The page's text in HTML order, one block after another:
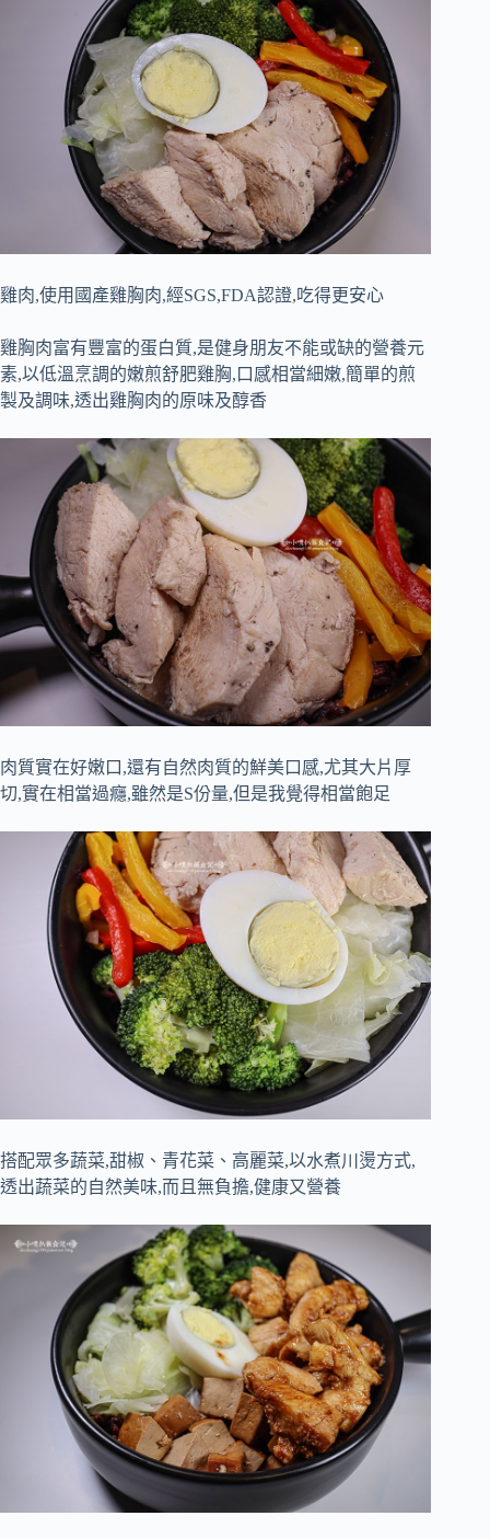
雞肉,使用國產雞胸肉,經SGS,FDA認證,吃得更安心
雞胸肉富有豐富的蛋白質,是健身朋友不能或缺的營養元
素,以低溫烹調的嫩煎舒肥雞胸,口感相當細嫩,簡單的煎
製及調味,透出雞胸肉的原味及醇香
肉質實在好嫩口,還有自然肉質的鮮美口感,尤其大片厚
切,實在相當過癮,雖然是S份量,但是我覺得相當飽足
搭配眾多蔬菜,甜椒、青花菜、高麗菜,以水煮川燙方式,
透出蔬菜的自然美味,而且無負擔,健康又營養